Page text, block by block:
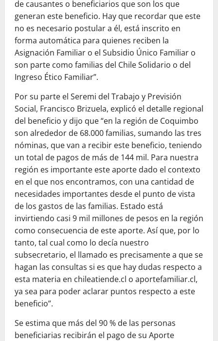
de causantes o beneficiarios que son los que
generan este beneficio. Hay que recordar que este
no es necesario postular a él, está inscrito en
forma automática para quienes reciben la
Asignación Familiar o el Subsidio Único Familiar o
son parte como familias del Chile Solidario o del
Ingreso Ético Familiar”.
Por su parte el Seremi del Trabajo y Previsión
Social, Francisco Brizuela, explicó el detalle regional
del beneficio y dijo que “en la región de Coquimbo
son alrededor de 68.000 familias, sumando las tres
nóminas, que van a recibir este beneficio, teniendo
un total de pagos de más de 144 mil. Para nuestra
región es importante este aporte dado el contexto
en el que nos encontramos, con una cantidad de
necesidades importantes desde el punto de vista
de los gastos de las familias. Estado está
invirtiendo casi 9 mil millones de pesos en la región
como consecuencia de este aporte. Así que, por lo
tanto, tal cual como lo decía nuestro
subsecretario, el llamado es precisamente a que se
hagan las consultas si es que hay dudas respecto a
esta materia en chileatiende.cl o aportefamiliar.cl,
ya sea para poder aclarar puntos respecto a este
beneficio”.
Se estima que más del 90 % de las personas
beneficiarias recibirán el pago de su Aporte